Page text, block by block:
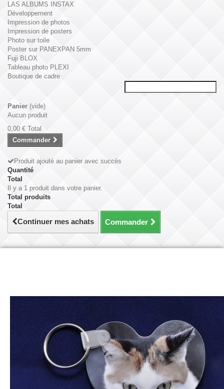
LAS ALBUMS INSTAX
Développement
Impression de photos
Impression de posters
Photo sur toile
Poster sur PANEXPAN 5mm
Fuji BLOX
Tableau photo PLEXI
Boutique de cadre
Panier (vide)
Aucun produit
0,00 € Total
Commander
Produit ajouté au panier avec succès
Quantité
Total
Il y a 1 produit dans votre panier.
Total produits
Total
Continuer mes achats Commander